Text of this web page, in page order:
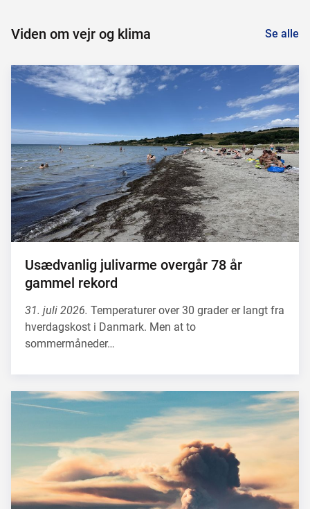
Viden om vejr og klima Se alle
Usædvanlig julivarme overgår 78 år
gammel rekord
31. juli 2026. Temperaturer over 30 grader er langt fra
hverdagskost i Danmark. Men at to
sommermåneder…